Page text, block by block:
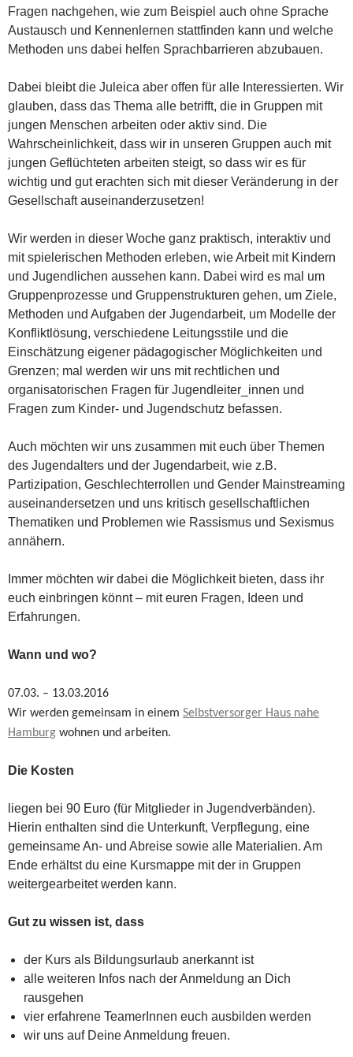
Fragen nachgehen, wie zum Beispiel auch ohne Sprache
Austausch und Kennenlernen stattfinden kann und welche
Methoden uns dabei helfen Sprachbarrieren abzubauen.
Dabei bleibt die Juleica aber offen für alle Interessierten. Wir
glauben, dass das Thema alle betrifft, die in Gruppen mit
jungen Menschen arbeiten oder aktiv sind. Die
Wahrscheinlichkeit, dass wir in unseren Gruppen auch mit
jungen Geflüchteten arbeiten steigt, so dass wir es für
wichtig und gut erachten sich mit dieser Veränderung in der
Gesellschaft auseinanderzusetzen!
Wir werden in dieser Woche ganz praktisch, interaktiv und
mit spielerischen Methoden erleben, wie Arbeit mit Kindern
und Jugendlichen aussehen kann. Dabei wird es mal um
Gruppenprozesse und Gruppenstrukturen gehen, um Ziele,
Methoden und Aufgaben der Jugendarbeit, um Modelle der
Konfliktlösung, verschiedene Leitungsstile und die
Einschätzung eigener pädagogischer Möglichkeiten und
Grenzen; mal werden wir uns mit rechtlichen und
organisatorischen Fragen für Jugendleiter_innen und
Fragen zum Kinder- und Jugendschutz befassen.
Auch möchten wir uns zusammen mit euch über Themen
des Jugendalters und der Jugendarbeit, wie z.B.
Partizipation, Geschlechterrollen und Gender Mainstreaming
auseinandersetzen und uns kritisch gesellschaftlichen
Thematiken und Problemen wie Rassismus und Sexismus
annähern.
Immer möchten wir dabei die Möglichkeit bieten, dass ihr
euch einbringen könnt – mit euren Fragen, Ideen und
Erfahrungen.
Wann und wo?
07.03. – 13.03.2016
Wir werden gemeinsam in einem Selbstversorger Haus nahe
Hamburg wohnen und arbeiten.
Die Kosten
liegen bei 90 Euro (für Mitglieder in Jugendverbänden).
Hierin enthalten sind die Unterkunft, Verpflegung, eine
gemeinsame An- und Abreise sowie alle Materialien. Am
Ende erhältst du eine Kursmappe mit der in Gruppen
weitergearbeitet werden kann.
Gut zu wissen ist, dass
der Kurs als Bildungsurlaub anerkannt ist
alle weiteren Infos nach der Anmeldung an Dich
rausgehen
vier erfahrene TeamerInnen euch ausbilden werden
wir uns auf Deine Anmeldung freuen.